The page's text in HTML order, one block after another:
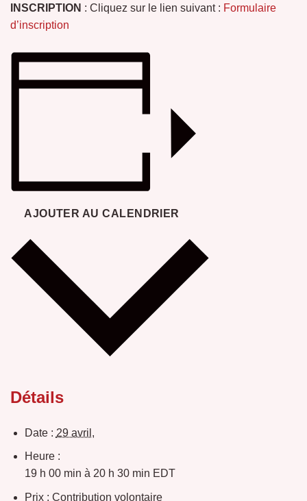
INSCRIPTION : Cliquez sur le lien suivant : Formulaire
d’inscription
AJOUTER AU CALENDRIER
Détails
Date : 29 avril,
Heure :
19 h 00 min à 20 h 30 min EDT
Prix : Contribution volontaire